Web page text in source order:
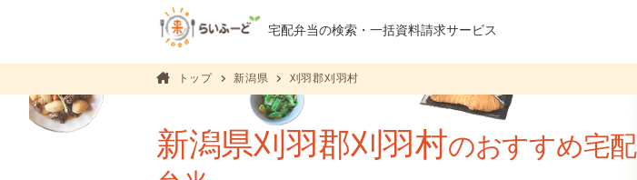
宅配弁当の検索・一括資料請求サービス
トップ 新潟県 刈羽郡刈羽村
新潟県刈羽郡刈羽村のおすすめ宅配